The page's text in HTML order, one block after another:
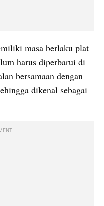
masa berlaku plat
harus diperbarui di
bersamaan dengan
dikenal sebagai